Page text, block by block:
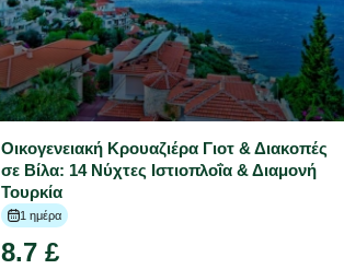
Οικογενειακή Κρουαζιέρα Γιοτ & Διακοπές
σε Βίλα: 14 Νύχτες Ιστιοπλοΐα & Διαμονή
Τουρκία
1 ημέρα
8.7 £